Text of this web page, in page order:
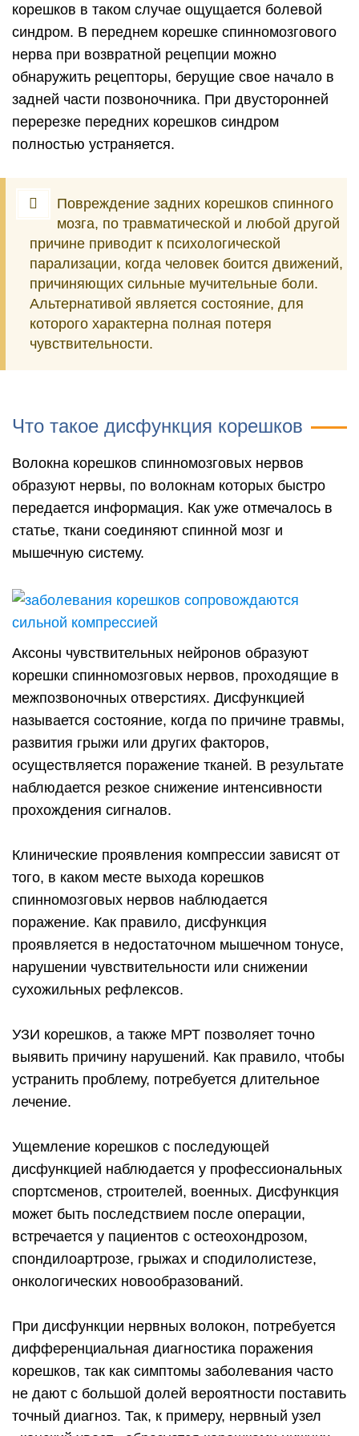
корешков в таком случае ощущается болевой
синдром. В переднем корешке спинномозгового
нерва при возвратной рецепции можно
обнаружить рецепторы, берущие свое начало в
задней части позвоночника. При двусторонней
перерезке передних корешков синдром
полностью устраняется.
Повреждение задних корешков спинного
мозга, по травматической и любой другой
причине приводит к психологической
парализации, когда человек боится движений,
причиняющих сильные мучительные боли.
Альтернативой является состояние, для
которого характерна полная потеря
чувствительности.
Что такое дисфункция корешков
Волокна корешков спинномозговых нервов
образуют нервы, по волокнам которых быстро
передается информация. Как уже отмечалось в
статье, ткани соединяют спинной мозг и
мышечную систему.
Аксоны чувствительных нейронов образуют
корешки спинномозговых нервов, проходящие в
межпозвоночных отверстиях. Дисфункцией
называется состояние, когда по причине травмы,
развития грыжи или других факторов,
осуществляется поражение тканей. В результате
наблюдается резкое снижение интенсивности
прохождения сигналов.
Клинические проявления компрессии зависят от
того, в каком месте выхода корешков
спинномозговых нервов наблюдается
поражение. Как правило, дисфункция
проявляется в недостаточном мышечном тонусе,
нарушении чувствительности или снижении
сухожильных рефлексов.
УЗИ корешков, а также МРТ позволяет точно
выявить причину нарушений. Как правило, чтобы
устранить проблему, потребуется длительное
лечение.
Ущемление корешков с последующей
дисфункцией наблюдается у профессиональных
спортсменов, строителей, военных. Дисфункция
может быть последствием после операции,
встречается у пациентов с остеохондрозом,
спондилоартрозе, грыжах и сподилолистезе,
онкологических новообразований.
При дисфункции нервных волокон, потребуется
дифференциальная диагностика поражения
корешков, так как симптомы заболевания часто
не дают с большой долей вероятности поставить
точный диагноз. Так, к примеру, нервный узел